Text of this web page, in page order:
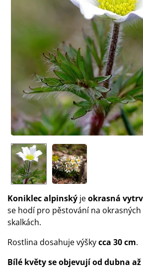
Koniklec alpinský jeokrasná
se hodí pro pěstování na okrasných
skalkách.
Rostlina dosahuje výškycca 30 cm.
Bílé květy se objevují od dubna